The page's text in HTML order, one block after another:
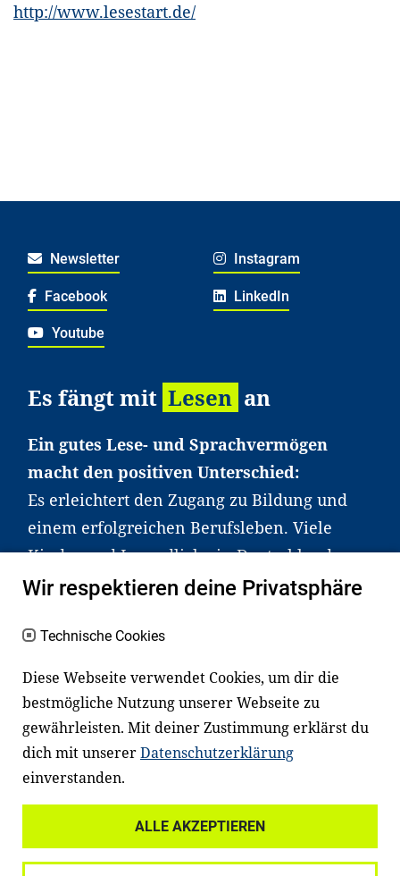
http://www.lesestart.de/
Newsletter Instagram
Facebook LinkedIn
Youtube
Es fängt mit Lesen an
Ein gutes Lese- und Sprachvermögen
macht den positiven Unterschied:
Es erleichtert den Zugang zu Bildung und
einem erfolgreichen Berufsleben. Viele
Kinder und Jugendliche in Deutschland
haben aber große Schwierigkeiten dabei.
an Familien sowie an Erzieher*innen,
Lehrer*innen und andere
Fachexpert*innen. Dafür arbeiten wir eng
mit Ministerien, wissenschaftlichen
Einrichtungen, Verbänden, Unternehmen
und anderen Stiftungen zusammen.
Wir respektieren deine Privatsphäre
Technische Cookies
Diese Webseite verwendet Cookies, um dir die
bestmögliche Nutzung unserer Webseite zu
gewährleisten. Mit deiner Zustimmung erklärst du
dich mit unsererDatenschutzerklärung
einverstanden.
ALLE AKZEPTIEREN